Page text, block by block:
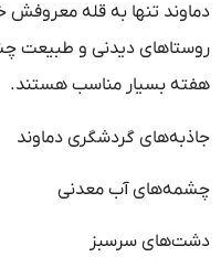
دماوند تنها به قله
روستاهای دیدنی و طبیعت
هفته بسیار مناسب هستند.
جاذبه‌های گردشگری دماوند
چشمه‌های آب معدنی
دشت‌های سرسبز